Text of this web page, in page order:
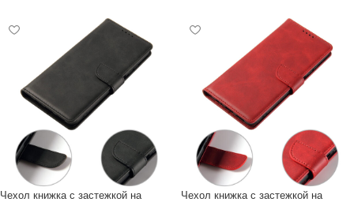
Чехол книжка с застежкой на
Чехол книжка с застежкой на